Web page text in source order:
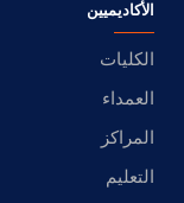
الأكاديميين
الكليات
العمداء
المراكز
التعليم